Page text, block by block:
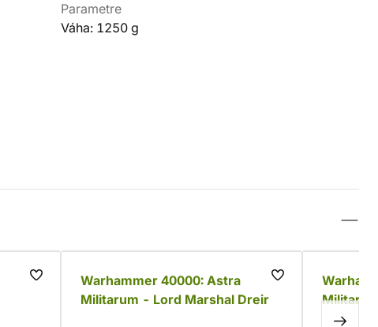
Parametre
Váha: 1250 g
Warhammer 40000: Astra
Militarum - Lord Marshal Dreir